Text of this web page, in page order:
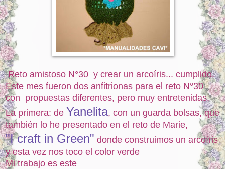
Reto amistoso N°30 y crear un arcoíris... cumplido.
Este mes fueron dos anfitrionas para el reto N°30
con propuestas diferentes, pero muy entretenidas.
La primera: de Yanelita, con un guarda bolsas, que
también lo he presentado en el reto de Marie,
"I craft in Green" donde construimos un arcoíris
y esta vez nos toco el color verde
Mi trabajo es este